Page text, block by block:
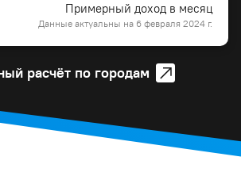
Примерный доход в месяц
Данные актуальны на 6 февраля 2024 г.
расчёт по городам